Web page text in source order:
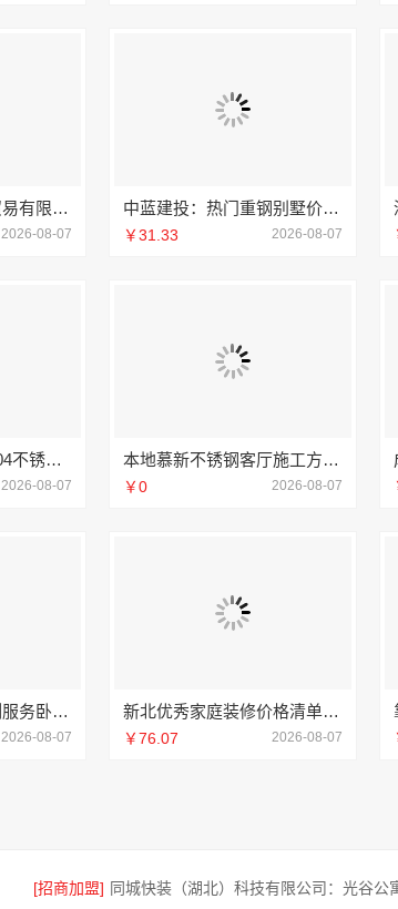
湖北省腾冠畅实业贸易有限公司专业轮胎批发解决方案
2026-08-07
中蓝建投：热门重钢别墅价格详解
￥31.33 2026-08-07
江苏东钢金属科技304不锈钢家具厂家全国地址
2026-08-07
本地慕新不锈钢客厅施工方案全流程
￥0 2026-08-07
句容慕新不锈钢定制服务卧室施工流程
2026-08-07
新北优秀家庭装修价格清单 常州宜居佳装饰为您呈现
￥76.07 2026-08-07
[招商加盟]